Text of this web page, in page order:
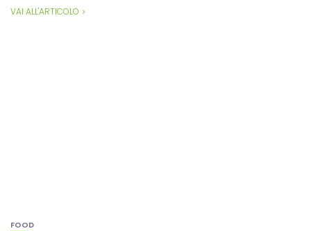
VAI ALL'ARTICOLO
FOOD